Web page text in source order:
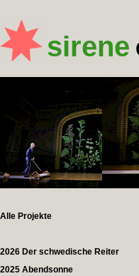
sirene
Alle Projekte
2026 Der schwedische Reiter
2025 Abendsonne